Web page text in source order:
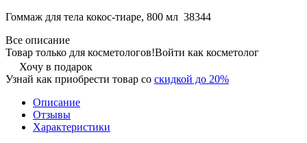
Гоммаж для тела кокос-тиаре, 800 мл 38344
Все описание
Товар только для косметологов!Войти как косметолог
Хочу в подарок
Узнай как приобрести товар со скидкой до 20%
Описание
Отзывы
Характеристики